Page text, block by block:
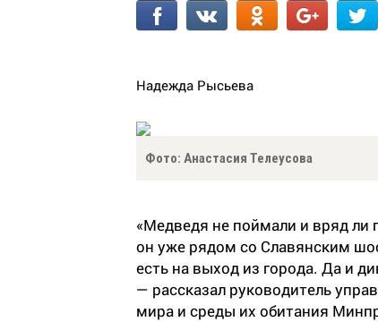
Надежда Рысьева
Фото: Анастасия Телеусова
«Медведя не поймали и вряд
он уже рядом со Славянским
есть на выход из города. Да и
— рассказал руководитель
мира и среды их обитания